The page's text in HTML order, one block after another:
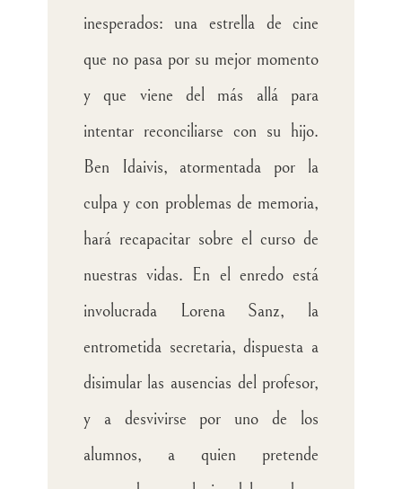
inesperados: una estrella de cine
que no pasa por su mejor momento
y que viene del más allá para
intentar reconciliarse con su hijo.
Ben Idaivis, atormentada por la
culpa y con problemas de memoria,
hará recapacitar sobre el curso de
nuestras vidas. En el enredo está
involucrada Lorena Sanz, la
entrometida secretaria, dispuesta a
disimular las ausencias del profesor,
y a desvivirse por uno de los
alumnos, a quien pretende